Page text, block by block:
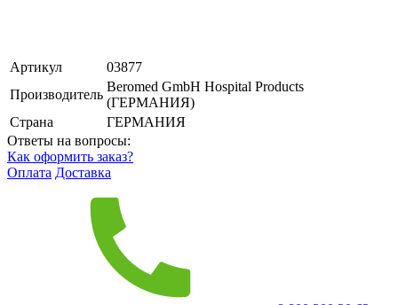
Артикул
03877
Производитель
Beromed GmbH Hospital Products
(ГЕРМАНИЯ)
Страна
ГЕРМАНИЯ
Ответы на вопросы:
Как оформить заказ?
Оплата Доставка